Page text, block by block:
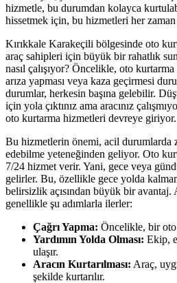
hizmetle, bu durumdan kolayca
hissetmek için, bu hizmetleri her
Kırıkkale Karakeçili bölgesinde oto
araç sahipleri için büyük bir rahatlık
nasıl çalışıyor? Öncelikle, oto kurtarma
arıza yapması veya kaza geçirmesi
durumlar, herkesin başına gelebilir.
için yola çıktınız ama aracınız
oto kurtarma hizmetleri devreye giriyor.
Bu hizmetlerin önemi, acil durumlarda
edebilme yeteneğinden geliyor. Oto
7/24 hizmet verir. Yani, gece veya
gelirler. Bu, özellikle gece yolda
belirsizlik açısından büyük bir avantaj.
genellikle şu adımlarla ilerler:
Çağrı Yapma: Öncelikle, bir oto
Yardımın Yolda Olması: Ekip,
ulaşır.
Aracın Kurtarılması: Araç,
şekilde kurtarılır.